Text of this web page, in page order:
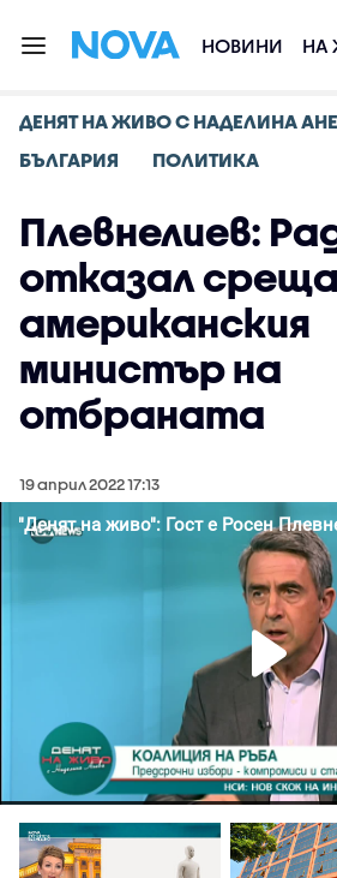
НОВИНИ НА
ДЕНЯТ НА ЖИВО С НАДЕЛИНА
БЪЛГАРИЯ
ПОЛИТИКА
Плевнелиев:
отказал
американския
министър на
отбраната
19 април 2022 17:13